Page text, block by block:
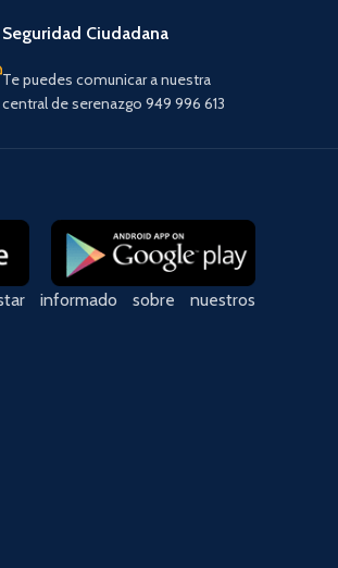
Seguridad Ciudadana
Te puedes comunicar a nuestra
central de serenazgo 949 996 613
informado sobre nuestros